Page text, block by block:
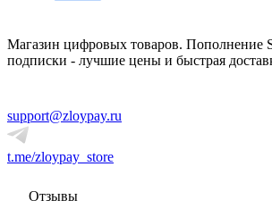
Магазин цифровых товаров. Пополнение
подписки - лучшие цены и быстрая
support@zloypay.ru
t.me/zloypay_store
Отзывы